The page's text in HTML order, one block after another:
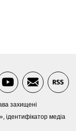
захищені
ідентифікатор медіа